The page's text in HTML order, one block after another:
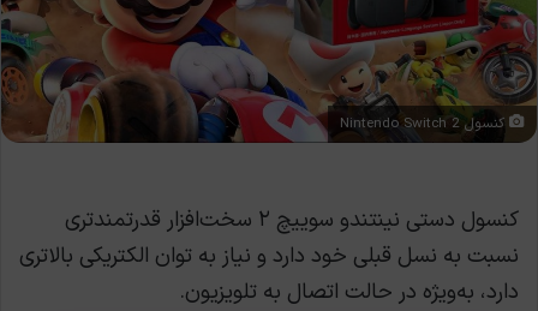
کنسول Nintendo Switch 2
کنسول دستی نینتندو سوییچ ۲ سخت‌افزار قدرتمندتری
نسبت به نسل قبلی خود دارد و نیاز به توان الکتریکی بالاتری
دارد، به‌ویژه در حالت اتصال به تلویزیون.